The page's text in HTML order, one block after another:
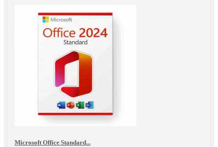
Microsoft Office Standard...